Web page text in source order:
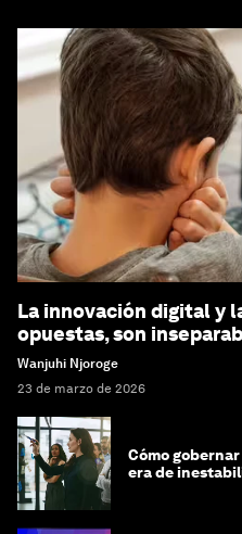
La innovación digital y
opuestas, son
Wanjuhi Njoroge
23 de marzo de 2026
Cómo
era de